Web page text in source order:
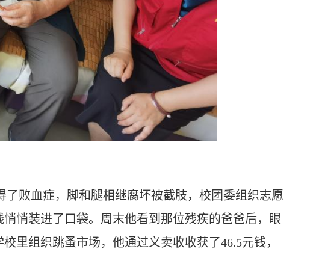
败血症，脚和腿相继腐坏被截肢，校团委组织志愿
悄悄装进了口袋。周末他看到那位残疾的爸爸后，眼
里组织跳蚤市场，他通过义卖收收获了46.5元钱，